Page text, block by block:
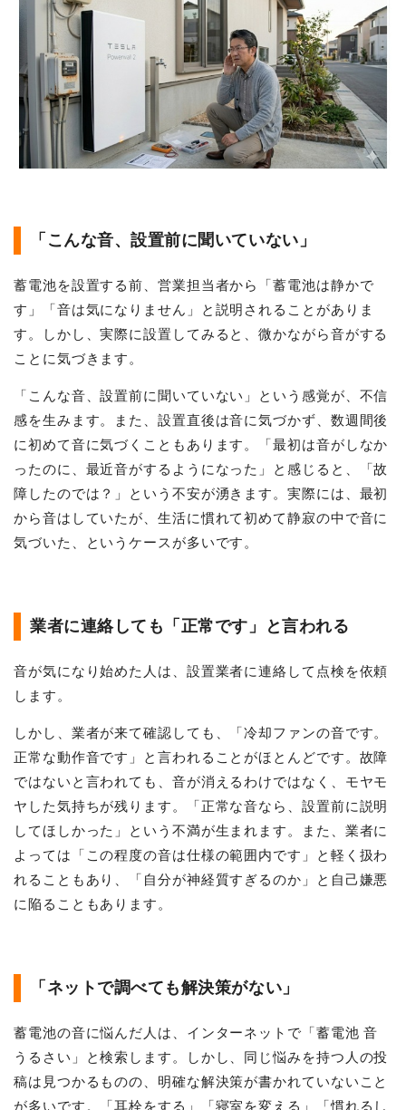
「こんな音、設置前に聞いていない」
蓄電池を設置する前、営業担当者から「蓄電池は静かで
す」「音は気になりません」と説明されることがありま
す。しかし、実際に設置してみると、微かながら音がする
ことに気づきます。
「こんな音、設置前に聞いていない」という感覚が、不信
感を生みます。また、設置直後は音に気づかず、数週間後
に初めて音に気づくこともあります。「最初は音がしなか
ったのに、最近音がするようになった」と感じると、「故
障したのでは？」という不安が湧きます。実際には、最初
から音はしていたが、生活に慣れて初めて静寂の中で音に
気づいた、というケースが多いです。
業者に連絡しても「正常です」と言われる
音が気になり始めた人は、設置業者に連絡して点検を依頼
します。
しかし、業者が来て確認しても、「冷却ファンの音です。
正常な動作音です」と言われることがほとんどです。故障
ではないと言われても、音が消えるわけではなく、モヤモ
ヤした気持ちが残ります。「正常な音なら、設置前に説明
してほしかった」という不満が生まれます。また、業者に
よっては「この程度の音は仕様の範囲内です」と軽く扱わ
れることもあり、「自分が神経質すぎるのか」と自己嫌悪
に陥ることもあります。
「ネットで調べても解決策がない」
蓄電池の音に悩んだ人は、インターネットで「蓄電池 音
うるさい」と検索します。しかし、同じ悩みを持つ人の投
稿は見つかるものの、明確な解決策が書かれていないこと
が多いです。「耳栓をする」「寝室を変える」「慣れるし